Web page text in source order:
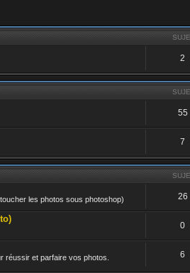
2
55
7
les photos sous photoshop) 26
0
réussir et parfaire vos photos.
6